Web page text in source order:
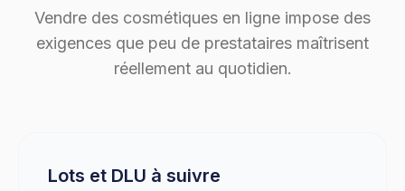
Vendre des cosmétiques en ligne impose des
exigences que peu de prestataires maîtrisent
réellement au quotidien.
Lots et DLU à suivre